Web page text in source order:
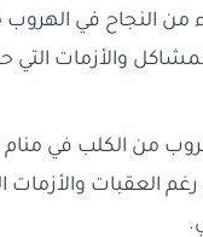
من النجاح في
والأزمات
من الكلب في منام
رغم العقبات والأزمات